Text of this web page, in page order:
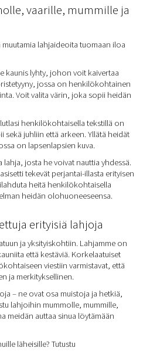
vaarille, mummille ja
lahjaideoita tuomaan iloa
kaunis lyhty, johon voit kaivertaa
jossa on henkilökohtainen
Voit valita värin, joka sopii heidän
henkilökohtaisella tekstillä on
juhliin että arkeen. Yllätä heidät
on lapsenlapsien kuva.
lahja, josta he voivat nauttia yhdessä.
tekevät perjantai-illasta erityisen
heitä henkilökohtaisella
heidän olohuoneeseensa.
erityisiä lahjoja
ja yksityiskohtiin. Lahjamme on
että kestäviä. Korkelaatuiset
viestiin varmistavat, että
ja merkityksellinen.
– ne ovat osa muistoja ja hetkiä,
lahjoihin mummolle, mummille,
meidän auttaa sinua löytämään
läheisille? Tutustu